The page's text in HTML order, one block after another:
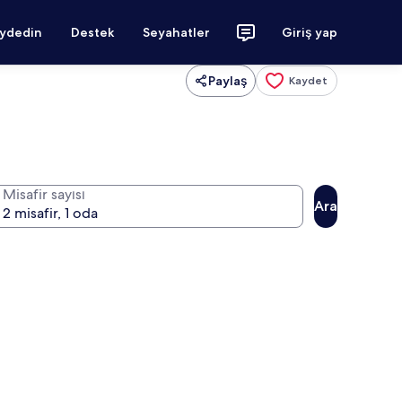
Destek Seyahatler Giriş yap
Paylaş Kaydet
Misafir sayısı
Ara